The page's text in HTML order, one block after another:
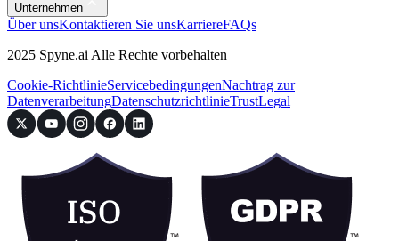
Unternehmen
Über unsKontaktieren Sie unsKarriereFAQs
2025 Spyne.ai Alle Rechte vorbehalten
Cookie-RichtlinieServicebedingungenNachtrag zur
DatenverarbeitungDatenschutzrichtlinieTrustLegal